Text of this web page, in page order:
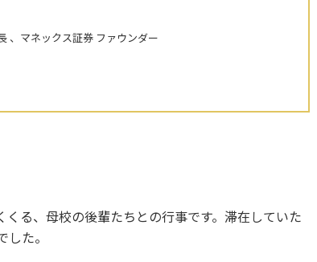
、マネックス証券 ファウンダー
る、母校の後輩たちとの行事です。滞在していた
た。